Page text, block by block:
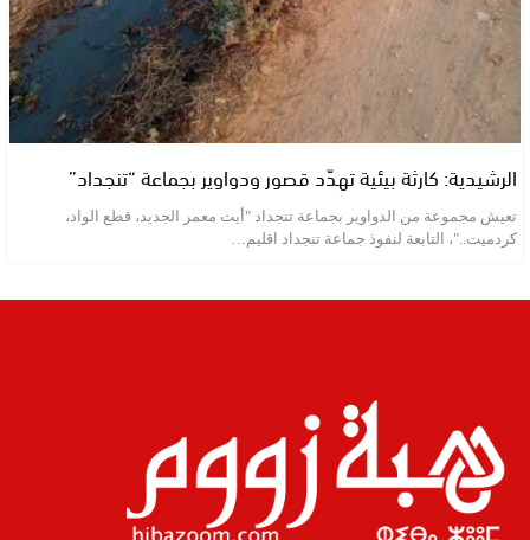
الرشيدية: كارثة بيئية تهدّد قصور ودواوير بجماعة “تنجداد”
تعيش مجموعة من الدواوير بجماعة تنجداد "أيت معمر الجديد، قطع الواد،
كردميت.."، التابعة لنفوذ جماعة تنجداد اقليم…